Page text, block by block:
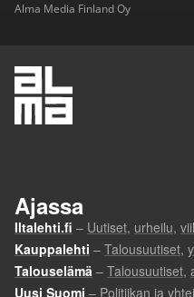
Alma Media Finland Oy